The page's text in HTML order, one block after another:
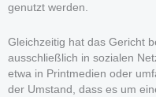
genutzt werden.
Gleichzeitig hat das Gericht
ausschließlich in sozialen
etwa in Printmedien oder
der Umstand, dass es um